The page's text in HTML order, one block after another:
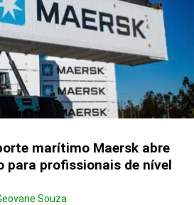
marítimo Maersk abre
para profissionais de nível
Souza